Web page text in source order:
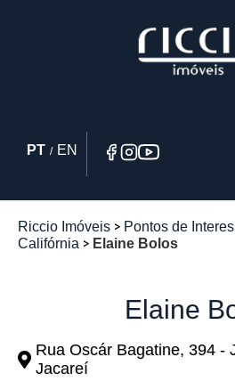
PT / EN
Riccio Imóveis Pontos de
Califórnia
Elaine Bolos
Elaine
Rua Oscár Bagatine, 394 -
Jacareí